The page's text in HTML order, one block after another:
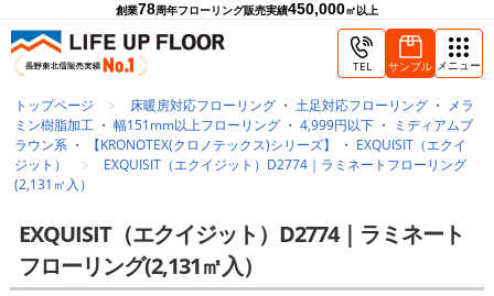
創業78周年フローリング販売実績450,000㎡以上
TEL サンプル メニュー
トップページ 床暖房対応フローリング ・土足対応フローリング ・ メラ
ミン樹脂加工 ・幅151mm以上フローリング ・4,999円以下 ・
ミディアムブ
ラウン系 ・ 【KRONOTEX(クロノテックス)シリーズ】 ・ EXQUISIT（エクイ
ジット）
EXQUISIT（エクイジット）D2774｜ラミネートフローリング
(2,131㎡入）
EXQUISIT（エクイジット）D2774｜ラミネート
フローリング(2,131㎡入）